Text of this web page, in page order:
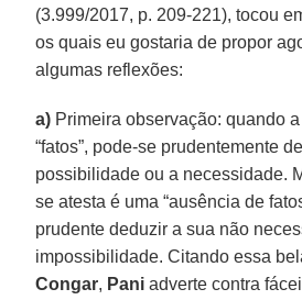
(3.999/2017, p. 209-221), tocou
os quais eu gostaria de propor
algumas reflexões:
a) Primeira observação: quando
“fatos”, pode-se prudentemente
possibilidade ou a necessidade.
se atesta é uma “ausência de
prudente deduzir a sua não
impossibilidade. Citando essa
Congar, Pani adverte contra